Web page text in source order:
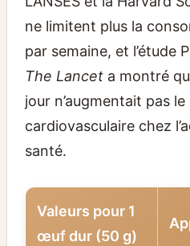
ne limitent plus la
par semaine, et l’étude
The Lanceta montré
jour n’augmentait pas le
cardiovasculaire chez
santé.
Valeurs pour 1
œuf dur (50 g)